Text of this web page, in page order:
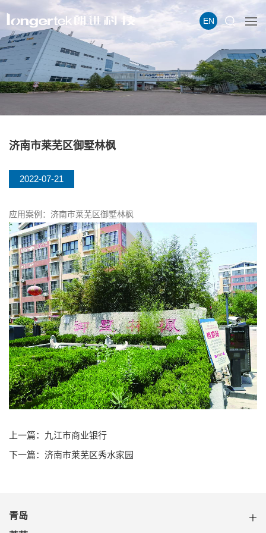
EN
济南市莱芜区御墅林枫
2022-07-21
应用案例：济南市莱芜区御墅林枫
上一篇：九江市商业银行
下一篇：济南市莱芜区秀水家园
青岛